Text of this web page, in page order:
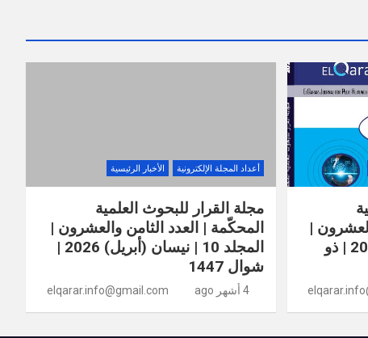
|
المجلد 10 | أيار (مايو) 2026 | ذو
أعداد المجلة الإلكترونية الأخبار الرئيسية
مجلة القرار للبحوث العلمية
المحكّمة | العدد الثامن والعشرون |
المجلد 10 | نيسان (أبريل) 2026 |
شوال 1447
4 أشهر ago elqarar.info@gmail.com